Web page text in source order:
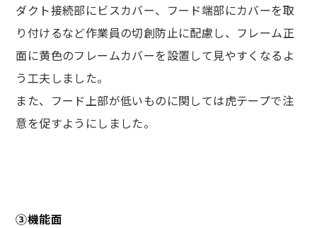
ダクト接続部にビスカバー、フード端部にカバーを取
り付けるなど作業員の切創防止に配慮し、フレーム正
面に黄色のフレームカバーを設置して見やすくなるよ
う工夫しました。
また、フード上部が低いものに関しては虎テープで注
意を促すようにしました。
③機能面